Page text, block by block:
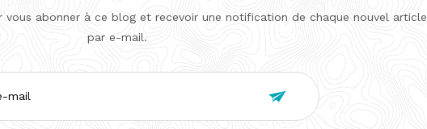
vous abonner à ce blog et recevoir une notification de chaque nouvel article
par e-mail.
